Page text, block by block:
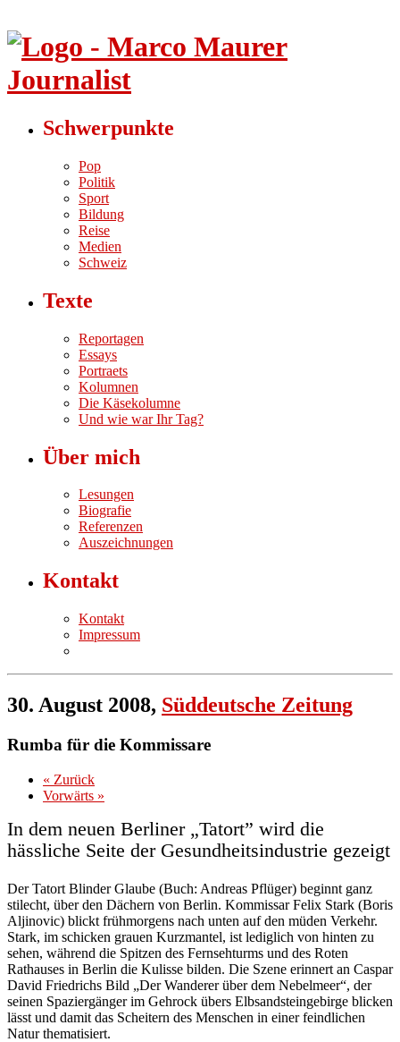
Schwerpunkte
Pop
Politik
Sport
Bildung
Reise
Medien
Schweiz
Texte
Reportagen
Essays
Portraets
Kolumnen
Die Käsekolumne
Und wie war Ihr Tag?
Über mich
Lesungen
Biografie
Referenzen
Auszeichnungen
Kontakt
Kontakt
Impressum
30. August 2008, Süddeutsche Zeitung
Rumba für die Kommissare
« Zurück
Vorwärts »
In dem neuen Berliner „Tatort” wird die
hässliche Seite der Gesundheitsindustrie gezeigt
Der Tatort Blinder Glaube (Buch: Andreas Pflüger) beginnt ganz
stilecht, über den Dächern von Berlin. Kommissar Felix Stark (Boris
Aljinovic) blickt frühmorgens nach unten auf den müden Verkehr.
Stark, im schicken grauen Kurzmantel, ist lediglich von hinten zu
sehen, während die Spitzen des Fernsehturms und des Roten
Rathauses in Berlin die Kulisse bilden. Die Szene erinnert an Caspar
David Friedrichs Bild „Der Wanderer über dem Nebelmeer“, der
seinen Spaziergänger im Gehrock übers Elbsandsteingebirge blicken
lässt und damit das Scheitern des Menschen in einer feindlichen
Natur thematisiert.